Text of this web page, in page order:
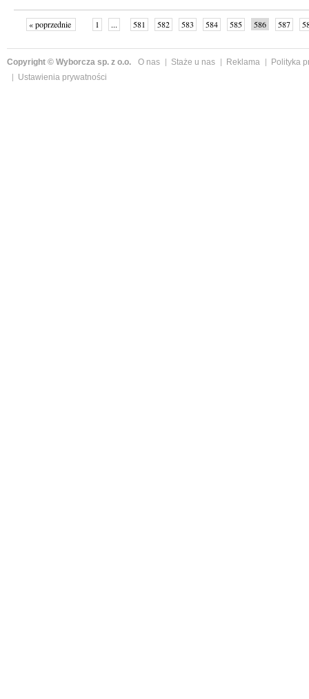
« poprzednie 1 ... 581 582 583 584 585 586 587
Copyright © Wyborcza sp. z o.o. O nas Staże u nas Reklama
Polityka
Ustawienia prywatności